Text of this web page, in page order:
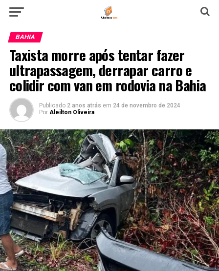
BAHIA
Taxista morre após tentar fazer
ultrapassagem, derrapar carro e
colidir com van em rodovia na Bahia
Publicado 2 anos atrás em 24 de novembro de 2024
Por Aleilton Oliveira